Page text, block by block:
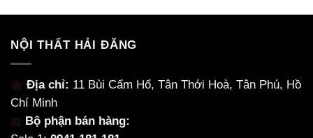
NỘI THẤT HẢI ĐĂNG
Địa chỉ: 11 Bùi Cẩm Hổ, Tân Thới Hoà, Tân Phú, Hồ
Chí Minh
Bộ phận bán hàng: